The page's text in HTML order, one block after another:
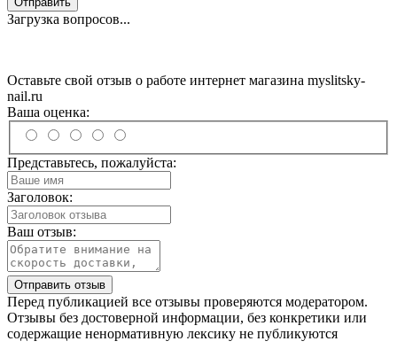
Загрузка вопросов...
Оставьте свой отзыв о работе интернет магазина myslitsky-
nail.ru
Ваша оценка:
Представьтесь, пожалуйста:
Заголовок:
Ваш отзыв:
Отправить отзыв
Перед публикацией все отзывы проверяются модератором.
Отзывы без достоверной информации, без конкретики или
содержащие ненормативную лексику не публикуются